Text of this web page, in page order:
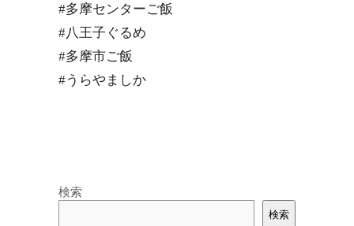
#多摩センターご飯
#八王子ぐるめ
#多摩市ご飯
#うらやましか
検索
検索